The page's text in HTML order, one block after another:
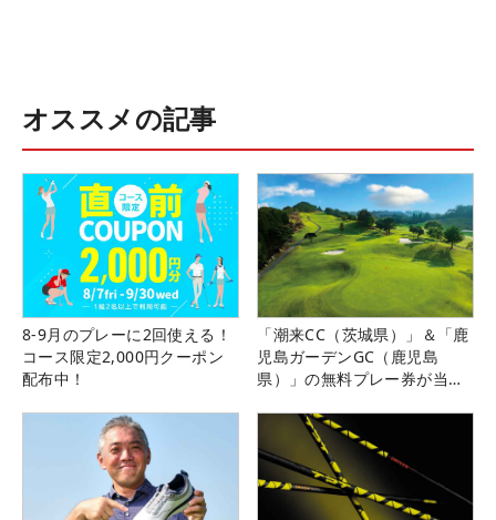
オススメの記事
8-9月のプレーに2回使える！
コース限定2,000円クーポン
配布中！
「潮来CC（茨城県）」＆「鹿
児島ガーデンGC（鹿児島
県）」の無料プレー券が当た